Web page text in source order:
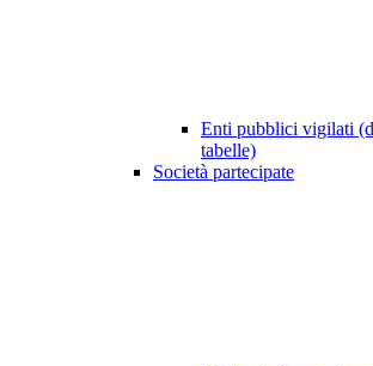
Enti pubblici vigilati
tabelle)
Società partecipate